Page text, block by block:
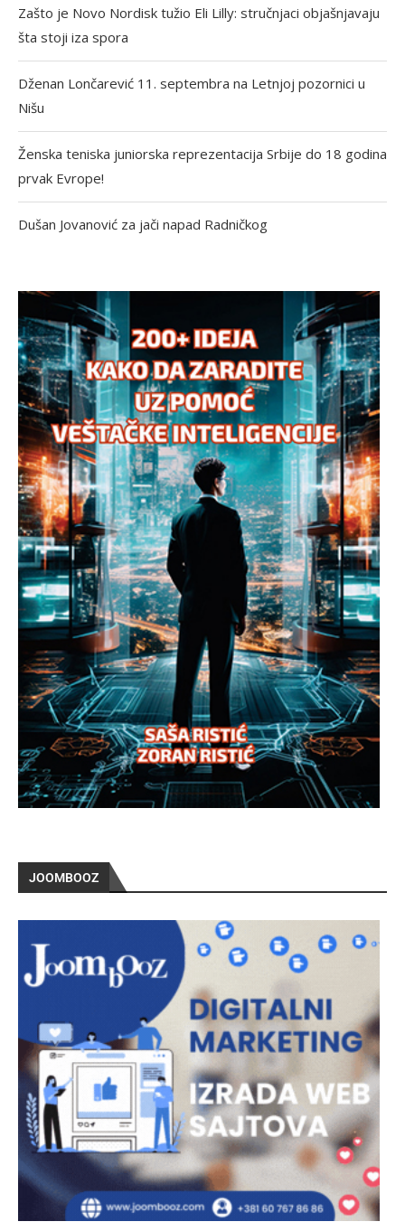
Zašto je Novo Nordisk tužio Eli Lilly: stručnjaci objašnjavaju
šta stoji iza spora
Dženan Lončarević 11. septembra na Letnjoj pozornici u
Nišu
Ženska teniska juniorska reprezentacija Srbije do 18 godina
prvak Evrope!
Dušan Jovanović za jači napad Radničkog
JOOMBOOZ